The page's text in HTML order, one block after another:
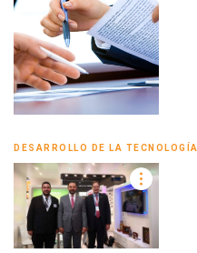
DESARROLLO DE LA TECNOLOGÍA